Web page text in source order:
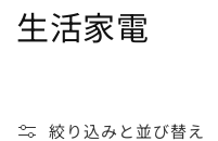
コ
生活家電
絞り込みと並び替え